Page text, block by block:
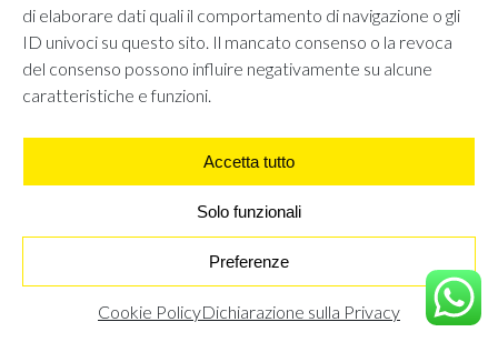
di elaborare dati quali il comportamento di navigazione o gli
ID univoci su questo sito. Il mancato consenso o la revoca
del consenso possono influire negativamente su alcune
caratteristiche e funzioni.
Accetta tutto
Solo funzionali
Preferenze
Cookie PolicyDichiarazione sulla Privacy
PELLICCIA - LEOPARDATA
69,95
TROVA IL NEGOZIO PIÙ VICINO
REGOLAMENTO LOYALTY
CONTATTACI
PRIVACY POLICY COOKIE POLICY
UNI GRUPPO S.R.L - Viale Angelo Filippetti 24, 20122 Milano.
All right reserved P.IVA 10405840967